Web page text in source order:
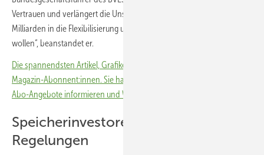
Vertrauen und verlängert die Unsicherheit für Unternehmen, die
Milliarden in die Flexibilisierung unseres Energiesystems investieren
wollen“, beanstandet er.
Die spannendsten Artikel, Grafiken und Dossiers erhalten unsere
Magazin-Abonnent:innen. Sie haben noch kein Abo? Jetzt über alle
Abo-Angebote informieren und Wissensvorsprung sichern.
Speicherinvestoren warten auf
Regelungen